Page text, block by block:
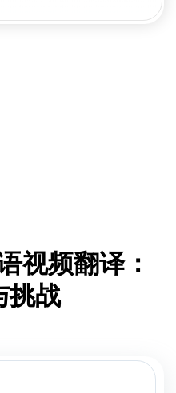
视频翻译：
挑战